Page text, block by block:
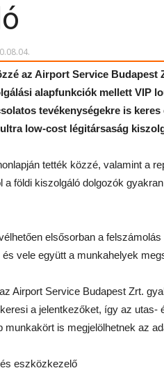
az Airport Service
alapfunkciók mellett VIP
tevékenységekre is
low-cost légitársaság
tették közzé, valamint a
a földi kiszolgáló dolgozók
elsősorban a
vele együtt a munkahelyek
Airport Service Budapest Zrt.
a jelentkezőket, így az utas-
munkakört is megjelölhetnek az
eszközkezelő